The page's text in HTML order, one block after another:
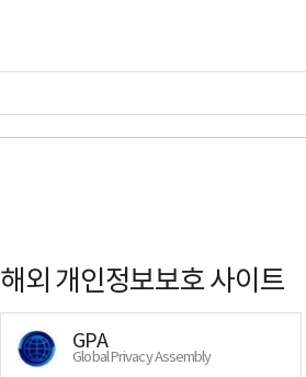
해외 개인정보보호 사이트
GPA
Global Privacy Assembly